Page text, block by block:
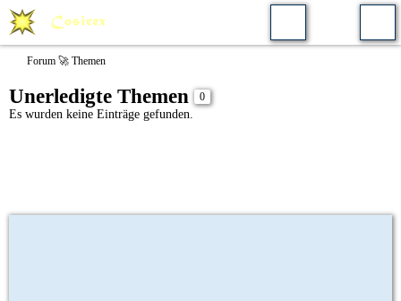
Forum 🚀 Themen
Unerledigte Themen 0
Es wurden keine Einträge gefunden.